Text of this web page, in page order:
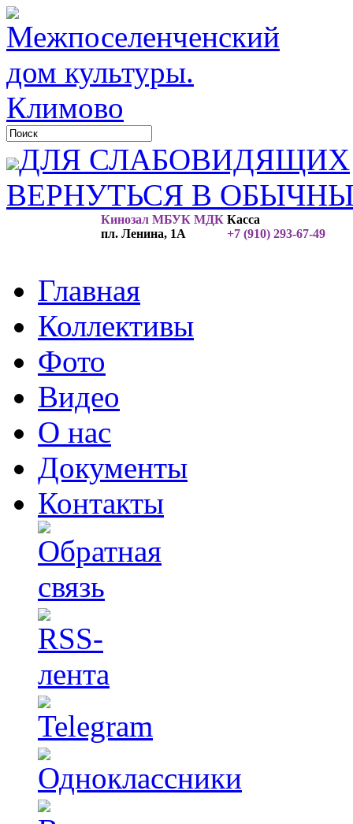
ДЛЯ СЛАБОВИДЯЩИХ
ВЕРНУТЬСЯ В
Кинозал МБУК МДК
пл. Ленина, 1А
Касса
+7 (910) 293-67-49
Главная
Коллективы
Фото
Видео
О нас
Документы
Контакты